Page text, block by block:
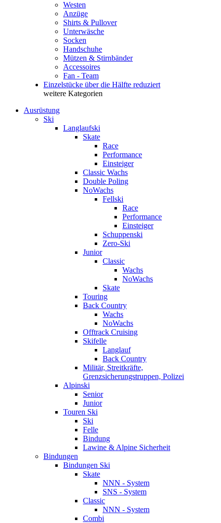
Westen
Anzüge
Shirts & Pullover
Unterwäsche
Socken
Handschuhe
Mützen & Stirnbänder
Accessoires
Fan - Team
Einzelstücke über die Hälfte reduziert
weitere Kategorien
Ausrüstung
Ski
Langlaufski
Skate
Race
Performance
Einsteiger
Classic Wachs
Double Poling
NoWachs
Fellski
Race
Performance
Einsteiger
Schuppenski
Zero-Ski
Junior
Classic
Wachs
NoWachs
Skate
Touring
Back Country
Wachs
NoWachs
Offtrack Cruising
Skifelle
Langlauf
Back Country
Militär, Streitkräfte,
Grenzsicherungstruppen, Polizei
Alpinski
Senior
Junior
Touren Ski
Ski
Felle
Bindung
Lawine & Alpine Sicherheit
Bindungen
Bindungen Ski
Skate
NNN - System
SNS - System
Classic
NNN - System
Combi